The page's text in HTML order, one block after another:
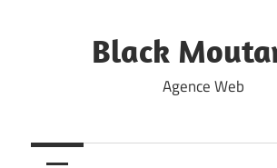
Black
Agence Web